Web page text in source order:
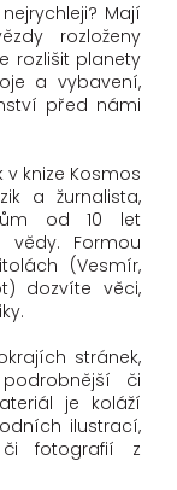
Mají
rozloženy
rozlišit planety
a vybavení,
před námi
knize Kosmos
a žurnalista,
od 10 let
vědy. Formou
(Vesmír,
dozvíte věci,
stránek,
či
je koláží
ilustrací,
fotografií z